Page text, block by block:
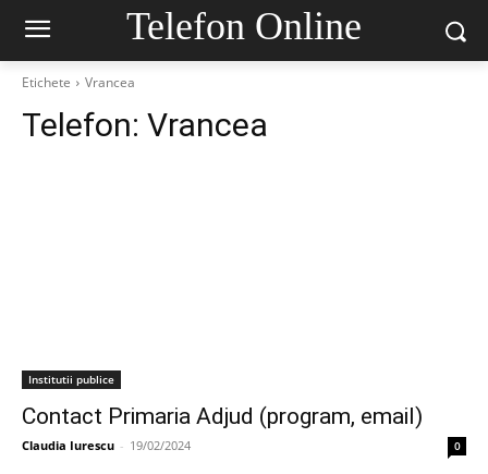
Telefon Online
Etichete Vrancea
Telefon: Vrancea
Institutii publice
Contact Primaria Adjud (program, email)
Claudia Iurescu - 19/02/2024 0